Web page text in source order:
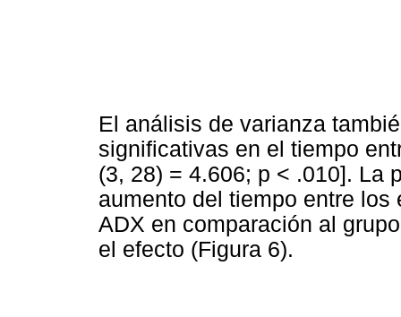
El análisis de varianza
significativas en el tiempo
(3, 28) = 4.606; p < .010]. La
aumento del tiempo entre
ADX en comparación al
el efecto (Figura 6).